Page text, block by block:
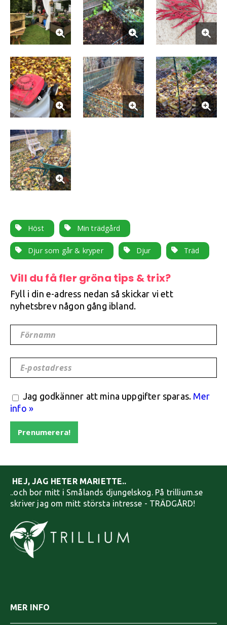
Höst Min trädgård
Djur som går & kryper Djur Träd
Vill du få fler gröna tips & trix?
Fyll i din e-adress nedan så skickar vi ett
nyhetsbrev någon gång ibland.
Förnamn
E-postadress
Jag godkänner att mina uppgifter sparas. Mer
info »
Prenumerera!
HEJ, JAG HETER MARIETTE..
..och bor mitt i Smålands djungelskog. På trillium.se
skriver jag om mitt största intresse - TRÄDGÅRD!
MER INFO